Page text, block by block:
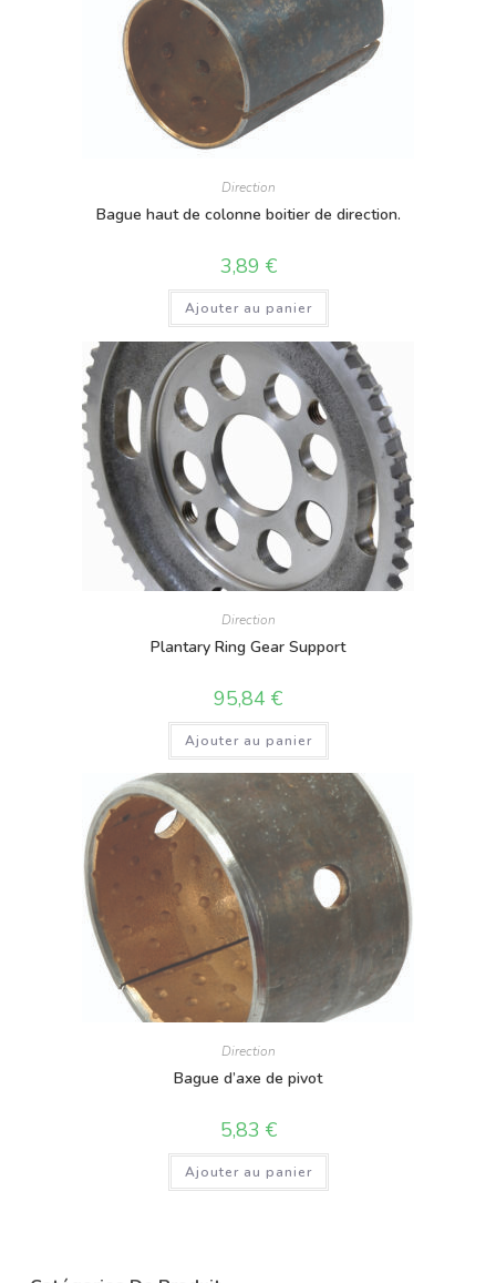
Direction
Bague haut de colonne boitier de direction.
3,89 €
Ajouter au panier
Direction
Plantary Ring Gear Support
95,84 €
Ajouter au panier
Direction
Bague d’axe de pivot
5,83 €
Ajouter au panier